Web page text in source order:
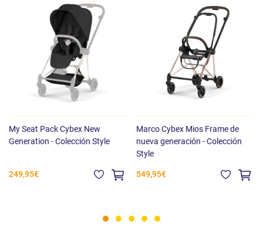
My Seat Pack Cybex New
Generation - Colección Style
249,95€
Marco Cybex Mios Frame de
nueva generación - Colección
Style
549,95€